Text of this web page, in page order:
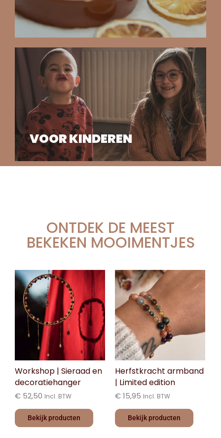
VOOR KINDEREN
ONTDEK DE MEEST
BEKEKEN MOOIMENTJES
Workshop | Sieraad en
decoratiehanger
€ 52,50 Incl. BTW
Bekijk producten
Herfstkracht armband
| Limited edition
€15,95 Incl. BTW
Bekijk producten